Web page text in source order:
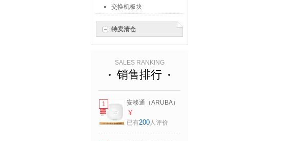
交换机板块
特卖清仓
SALES RANKING
销售排行
1
安移通（ARUBA）
HPE Networking
instant On Access
￥
已有200人评价